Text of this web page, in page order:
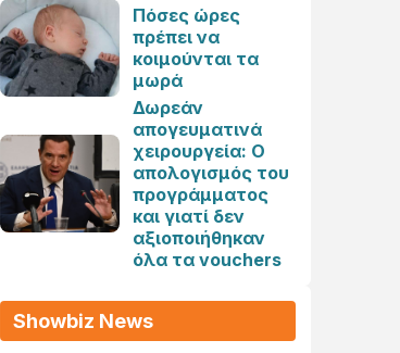
Πόσες ώρες
πρέπει να
κοιμούνται τα
μωρά
Δωρεάν
απογευματινά
χειρουργεία: Ο
απολογισμός του
προγράμματος
και γιατί δεν
αξιοποιήθηκαν
όλα τα vouchers
Showbiz News